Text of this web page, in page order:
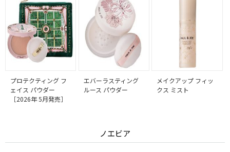
プロテクティング フ
ェイス パウダー
［2026年 5月発売］
エバーラスティング
ルース パウダー
メイクアップ フィッ
クス ミスト
ノエビア